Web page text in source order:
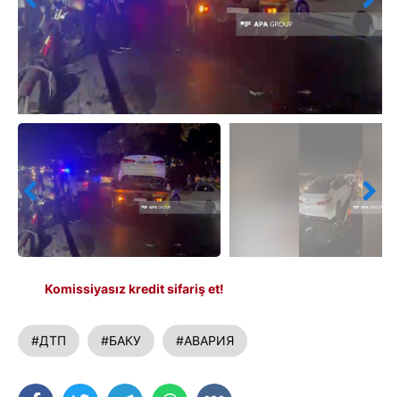
Komissiyasız kredit sifariş et!
#ДТП #БАКУ #АВАРИЯ